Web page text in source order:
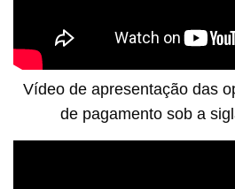
Vídeo de apresentação das
de pagamento sob a